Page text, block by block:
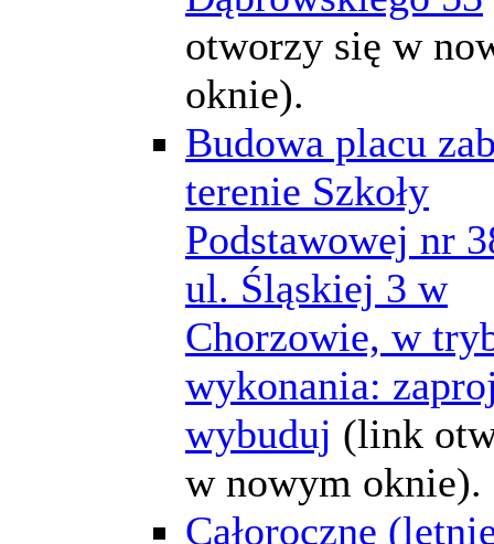
otworzy się w
oknie).
Budowa placu
terenie Szkoły
Podstawowej nr
ul. Śląskiej 3 w
Chorzowie, w
wykonania:
wybuduj (link
w nowym oknie).
Całoroczne